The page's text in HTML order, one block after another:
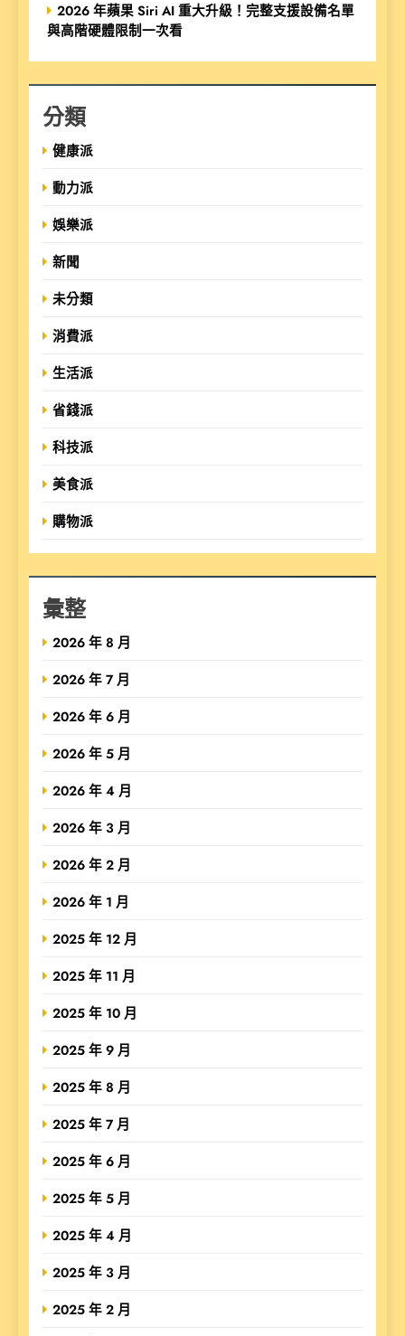
2026 年蘋果 Siri AI 重大升級！完整支援設備名單
與高階硬體限制一次看
分類
健康派
動力派
娛樂派
新聞
未分類
消費派
生活派
省錢派
科技派
美食派
購物派
彙整
2026 年 8 月
2026 年 7 月
2026 年 6 月
2026 年 5 月
2026 年 4 月
2026 年 3 月
2026 年 2 月
2026 年 1 月
2025 年 12 月
2025 年 11 月
2025 年 10 月
2025 年 9 月
2025 年 8 月
2025 年 7 月
2025 年 6 月
2025 年 5 月
2025 年 4 月
2025 年 3 月
2025 年 2 月